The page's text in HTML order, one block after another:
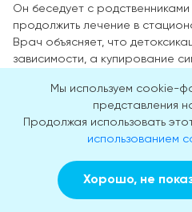
Он беседует с
продолжить лечение в
Врач объясняет, что
зависимости, а купирование
или наркоман снова примется
Уходя, нарколог оставляет
поддерживающего лечения на
Противопоказания к
Мы используем cookie-
представления
Продолжая использовать
использованием
Хорошо, не
Заказать звонок